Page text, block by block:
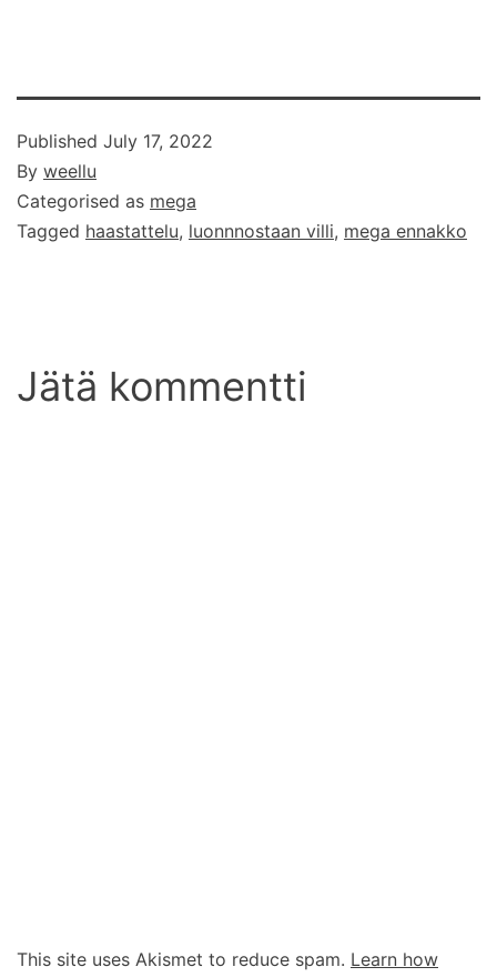
Published July 17, 2022
By weellu
Categorised as mega
Tagged haastattelu, luonnnostaan villi, mega ennakko
Jätä kommentti
This site uses Akismet to reduce spam. Learn how